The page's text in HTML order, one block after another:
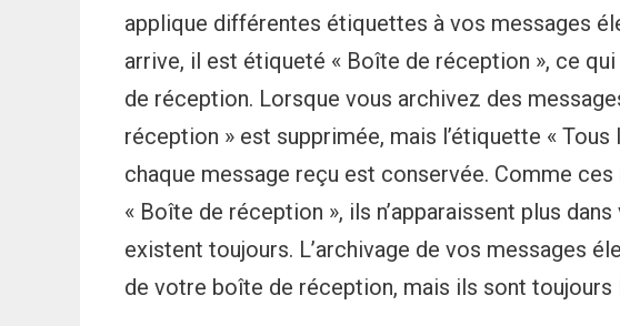
applique différentes étiquettes à vos messages
arrive, il est étiqueté « Boîte de réception », ce
de réception. Lorsque vous archivez des
réception » est supprimée, mais l’étiquette «
chaque message reçu est conservée. Comme ces
« Boîte de réception », ils n’apparaissent plus
existent toujours. L’archivage de vos messages
de votre boîte de réception, mais ils sont toujours